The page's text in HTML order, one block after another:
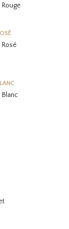
Rouge
Rosé
Blanc